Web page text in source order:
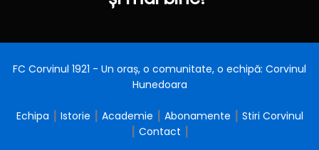
FC Corvinul 1921 - Un oraș, o comunitate, o echipă: Corvinul
Hunedoara
Echipa Istorie Academie Abonamente
Stiri Corvinul
Contact